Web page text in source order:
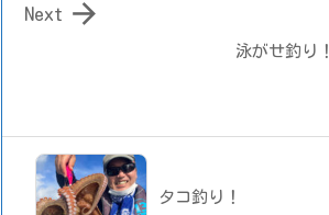
泳がせ釣り！

Next
タコ釣り！